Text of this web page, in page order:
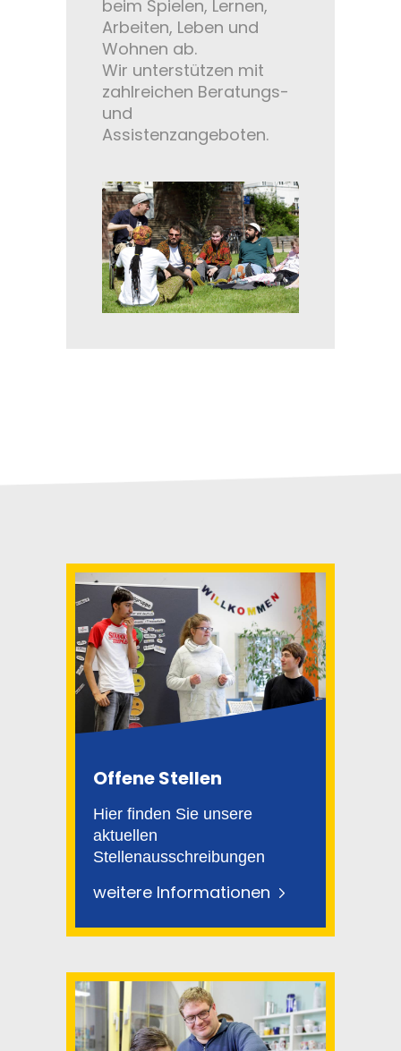
beim Spielen, Lernen,
Arbeiten, Leben und
Wohnen ab.
Wir unterstützen mit
zahlreichen Beratungs-
und
Assistenzangeboten.
Offene Stellen
Hier finden Sie unsere
aktuellen
Stellenausschreibungen
weitere Informationen